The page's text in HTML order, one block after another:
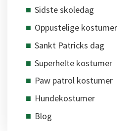
Sidste skoledag
Oppustelige kostumer
Sankt Patricks dag
Superhelte kostumer
Paw patrol kostumer
Hundekostumer
Blog